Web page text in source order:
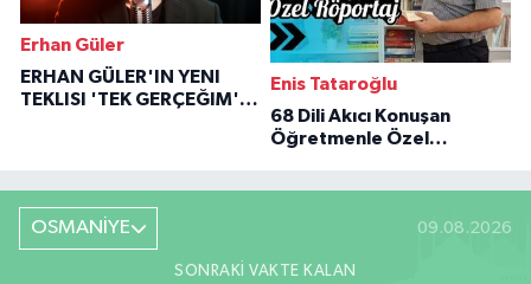
Erhan Güler
ERHAN GÜLER'IN YENI
TEKLISI 'TEK GERÇEĞIM'LE
Enis Tataroğlu
68 Dili Akıcı Konuşan
Öğretmenle Özel
OSMANİYE 09.08.2026
SONRAKI VAKTE KALAN